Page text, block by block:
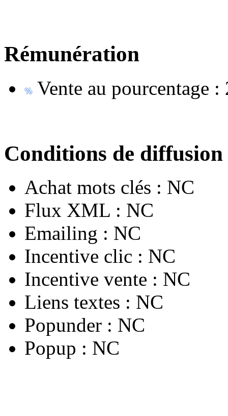
Rémunération
Vente au pourcentage :
Conditions de diffusion
Achat mots clés : NC
Flux XML : NC
Emailing : NC
Incentive clic : NC
Incentive vente : NC
Liens textes : NC
Popunder : NC
Popup : NC